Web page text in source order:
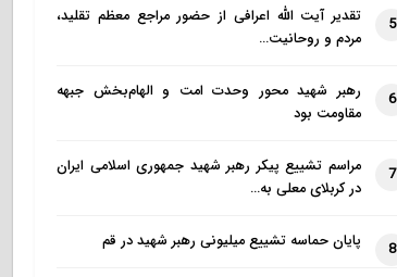
5
تقدیر آیت الله اعرافی از حضور مراجع معظم تقلید،
مردم و روحانیت…
6
رهبر شهید محور وحدت امت و الهام‌بخش جبهه
مقاومت بود
7
مراسم تشییع پیکر رهبر شهید جمهوری اسلامی ایران
در کربلای معلی به…
8 پایان حماسه تشییع میلیونی رهبر شهید در قم